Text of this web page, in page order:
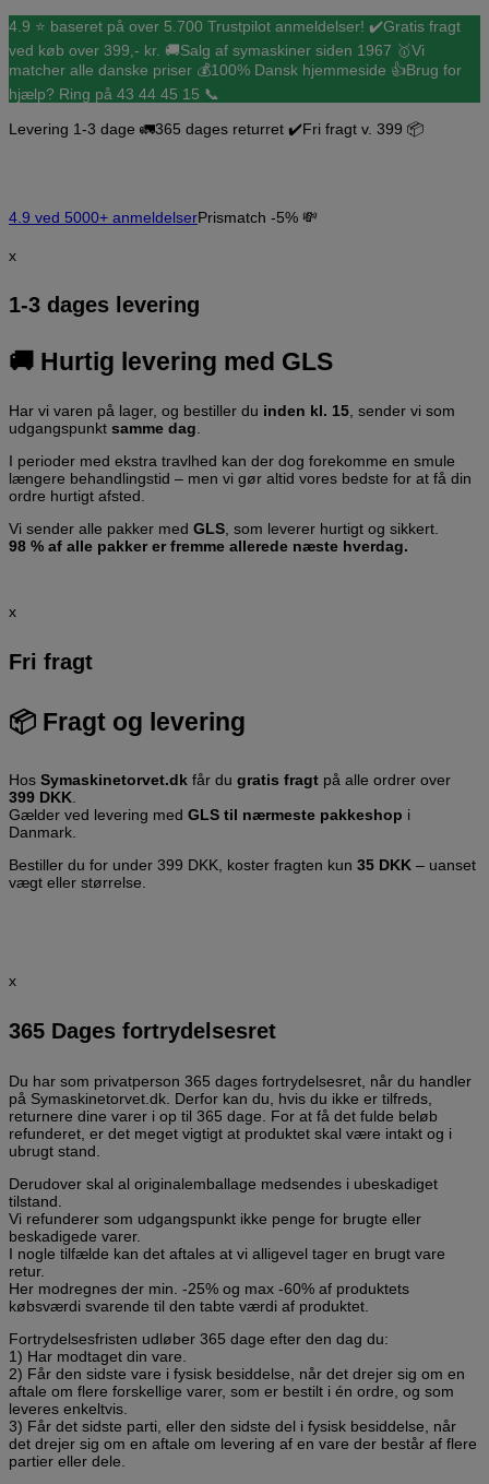
Hop
indholdet
4.9 ⭐️ baseret på over 5.700 Trustpilot anmeldelser! ✔️Gratis fragt
ved køb over 399,- kr. 🚚Salg af symaskiner siden 1967 🥇Vi
matcher alle danske priser 💰100% Dansk hjemmeside 👍Brug for
hjælp? Ring på 43 44 45 15 📞
Levering 1-3 dage 🚛365 dages returret ✔️Fri fragt v. 399 📦
4.9 ved 5000+ anmeldelserPrismatch -5% 💸
x
1-3 dages levering
🚚 Hurtig levering med GLS
Har vi varen på lager, og bestiller du inden kl. 15 , sender vi som
udgangspunkt samme dag
I perioder med ekstra travlhed kan der dog forekomme en smule
længere behandlingstid – men vi gør altid vores bedste for at få din
ordre hurtigt afsted.
Vi sender alle pakker med GLS , som leverer hurtigt og sikkert.
98 % af alle pakker er fremme allerede næste hverdag.
x
Fri fragt
📦 Fragt og levering
Hos Symaskinetorvet.dk får du gratis fragt på alle ordrer over
399 DKK.
Gælder ved levering med GLS til nærmeste pakkeshop i
Danmark.
Bestiller du for under 399 DKK, koster fragten kun 35 DKK – uanset
vægt eller størrelse.
x
365 Dages fortrydelsesret
Du har som privatperson 365 dages fortrydelsesret, når du handler
på Symaskinetorvet.dk. Derfor kan du, hvis du ikke er tilfreds,
returnere dine varer i op til 365 dage. For at få det fulde beløb
refunderet, er det meget vigtigt at produktet skal være intakt og i
ubrugt stand.
Derudover skal al originalemballage medsendes i ubeskadiget
tilstand.
Vi refunderer som udgangspunkt ikke penge for brugte eller
beskadigede varer.
I nogle tilfælde kan det aftales at vi alligevel tager en brugt vare
retur.
Her modregnes der min. -25% og max -60% af produktets
købsværdi svarende til den tabte værdi af produktet.
Fortrydelsesfristen udløber 365 dage efter den dag du:
1) Har modtaget din vare.
2) Får den sidste vare i fysisk besiddelse, når det drejer sig om en
aftale om flere forskellige varer, som er bestilt i én ordre, og som
leveres enkeltvis.
3) Får det sidste parti, eller den sidste del i fysisk besiddelse, når
det drejer sig om en aftale om levering af en vare der består af flere
partier eller dele.